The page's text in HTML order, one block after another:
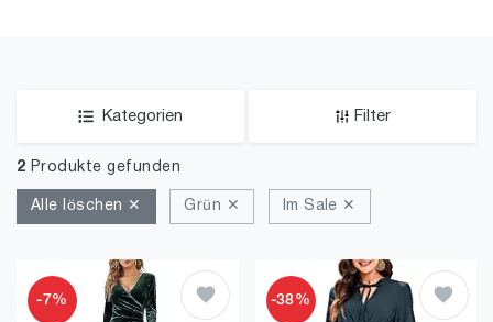
Kategorien Filter
2 Produkte gefunden
Alle löschen ✕ Grün ✕ Im Sale ✕
-7% -38%